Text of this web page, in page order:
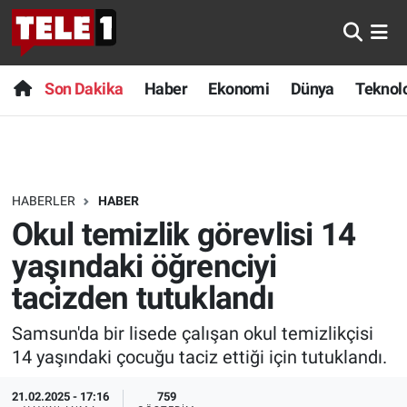
Son Dakika Haber Ekonomi Dünya
HABERLER HABER
Okul temizlik görevlisi 14
yaşındaki öğrenciyi
tacizden tutuklandı
Samsun'da bir lisede çalışan okul temizlikçisi
14 yaşındaki çocuğu taciz ettiği için tutuklandı.
21.02.2025 - 17:16 759
Anında Manşet
Başka Sohbetler
Bilim turu
Bilim ve Teknoloji Evreni
Doğa Konuşuyor
Dünya
Ege Saati
Son Dakika
Haber
Dünya
Teknoloji
Sağlık
Yayın Akışı
Nöbetçi Eczaneler
Hava Durumu
Trafik Durumu
Süper Lig Puan Durumu ve Fikstür
Tüm Manşetler
Son Dakika Haberleri
Haber Arşivi